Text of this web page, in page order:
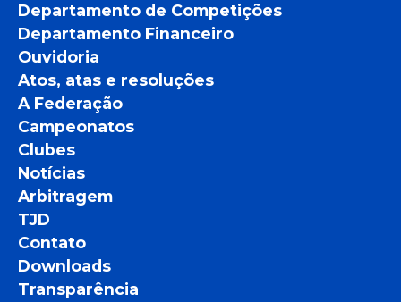
Departamento de Competições
Departamento Financeiro
Ouvidoria
Atos, atas e resoluções
A Federação
Campeonatos
Clubes
Notícias
Arbitragem
TJD
Contato
Downloads
Transparência